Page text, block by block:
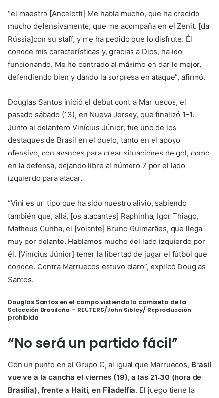
“el maestro [Ancelotti] Me habla mucho, que ha crecido
mucho defensivamente, que me acompaña en el Zenit. [da
Rússia]con su staff, y me ha pedido que lo disfrute. Él
conoce mis características y, gracias a Dios, ha ido
funcionando. Me he centrado al máximo en dar lo mejor,
defendiendo bien y dando la sorpresa en ataque”, afirmó.
Douglas Santos inició el debut contra Marruecos, el
pasado sábado (13), en Nueva Jersey, que finalizó 1-1.
Junto al delantero Vinícius Júnior, fue uno de los
destaques de Brasil en el duelo, tanto en el apoyo
ofensivo, con avances para crear situaciones de gol, como
en la defensa, dejando libre al número 7 por el lado
izquierdo para atacar.
“Vini es un tipo que ha sido nuestro alivio, sabiendo
también que, allá, [os atacantes] Raphinha, Igor Thiago,
Matheus Cunha, el [volante] Bruno Guimarães, que llega
muy por delante. Hablamos mucho del lado izquierdo por
él. [Vinícius Júnior] tener la libertad de jugar el fútbol que
conoce. Contra Marruecos estuvo claro”, explicó Douglas
Santos.
Douglas Santos en el campo vistiendo la camiseta de la
Selección Brasileña – REUTERS/John Sibley/ Reproducción
prohibida
“No será un partido fácil”
Con un punto en el Grupo C, al igual que Marruecos, Brasil
vuelve a la cancha el viernes (19), a las 21:30 (hora de
Brasilia), frente a Haití, en Filadelfia. El juego tiene la